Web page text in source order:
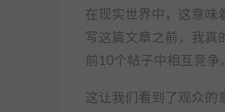
在现实世界中，这意味
写这篇文章之前，我真
前10个帖子中相互竞争
这让我们看到了观众的